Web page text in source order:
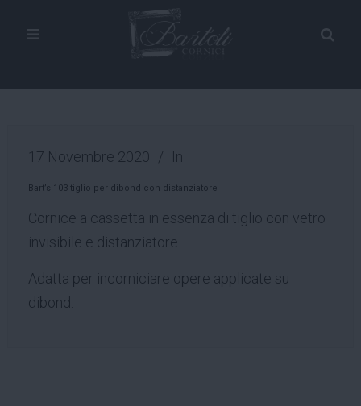
17 Novembre 2020 In
Bart’s 103 tiglio per dibond con distanziatore
Cornice a cassetta in essenza di tiglio con vetro
invisibile e distanziatore.
Adatta per incorniciare opere applicate su
dibond.